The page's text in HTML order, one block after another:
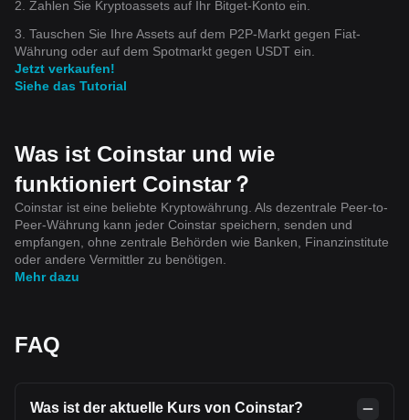
2. Zahlen Sie Kryptoassets auf Ihr Bitget-Konto ein.
3. Tauschen Sie Ihre Assets auf dem P2P-Markt gegen Fiat-
Währung oder auf dem Spotmarkt gegen USDT ein.
Jetzt verkaufen!
Siehe das Tutorial
Was ist Coinstar und wie
funktioniert Coinstar？
Coinstar ist eine beliebte Kryptowährung. Als dezentrale Peer-to-
Peer-Währung kann jeder Coinstar speichern, senden und
empfangen, ohne zentrale Behörden wie Banken, Finanzinstitute
oder andere Vermittler zu benötigen.
Mehr dazu
FAQ
Was ist der aktuelle Kurs von Coinstar?